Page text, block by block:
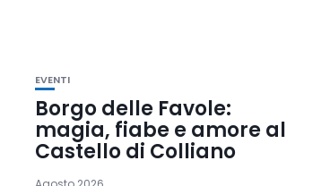
EVENTI
Borgo delle Favole:
magia, fiabe e amore al
Castello di Colliano